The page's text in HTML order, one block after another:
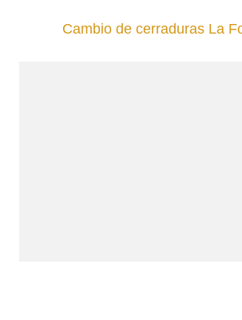
Cambio de cerraduras La